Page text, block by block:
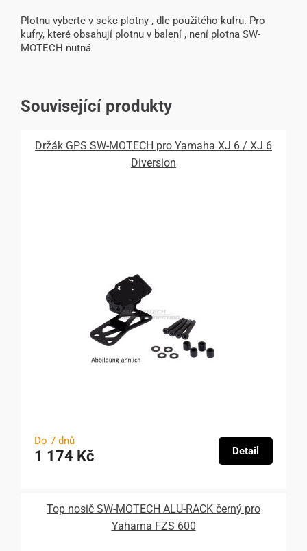
Plotnu vyberte v sekc plotny , dle použitého kufru. Pro
kufry, které obsahují plotnu v balení , není plotna SW-
MOTECH nutná
Související produkty
Držák GPS SW-MOTECH pro Yamaha XJ 6 / XJ 6
Diversion
Do 7 dnů
1 174 Kč Detail
Top nosič SW-MOTECH ALU-RACK černý pro
Yahama FZS 600